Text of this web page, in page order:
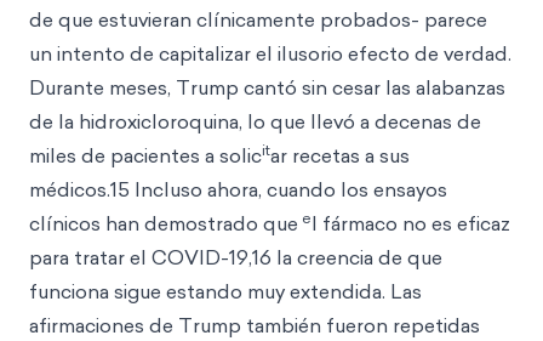
de que estuvieran clínicamente probados- parece
un intento de capitalizar el ilusorio efecto de verdad.
Durante meses, Trump cantó sin cesar las alabanzas
de la hidroxicloroquina, lo que llevó a decenas de
miles de pacientes a solicitar recetas a sus
médicos.15 Incluso ahora, cuando los ensayos
clínicos han demostrado que el fármaco no es eficaz
para tratar el COVID-19,16 la creencia de que
funciona sigue estando muy extendida. Las
afirmaciones de Trump también fueron repetidas